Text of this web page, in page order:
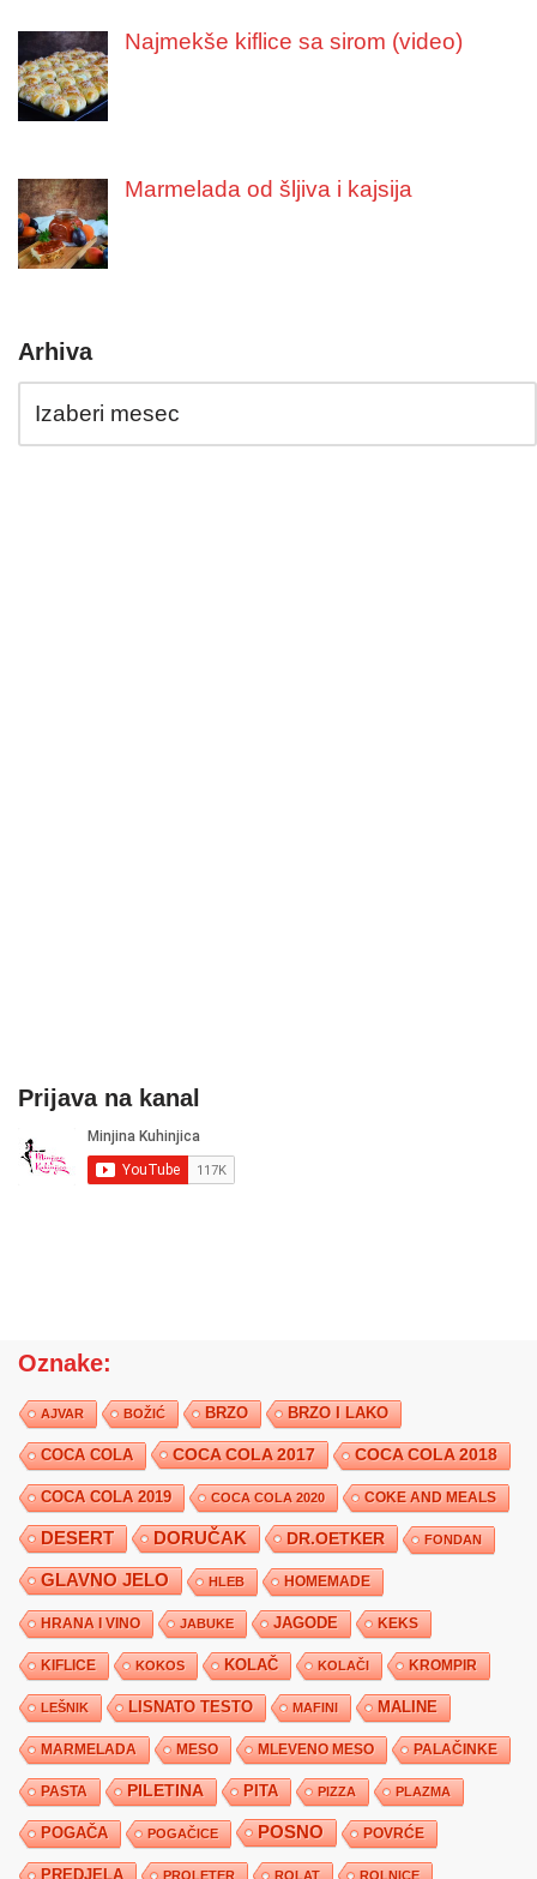
Najmekše kiflice sa sirom (video)
Marmelada od šljiva i kajsija
Arhiva
Prijava na kanal
Oznake:
AJVAR BOŽIĆ BRZO BRZO I LAKO
COCA COLA COCA COLA 2017 COCA COLA 2018
COCA COLA 2019 COCA COLA 2020 COKE AND MEALS
DESERT DORUČAK DR.OETKER FONDAN
GLAVNO JELO HLEB HOMEMADE
HRANA I VINO JABUKE JAGODE KEKS
KIFLICE KOKOS KOLAČ KOLAČI KROMPIR
LEŠNIK LISNATO TESTO MAFINI MALINE
MARMELADA MESO MLEVENO MESO PALAČINKE
PASTA PILETINA PITA PIZZA PLAZMA
POGAČA POGAČICE POSNO POVRĆE
PREDJELA PROLETER ROLAT ROLNICE